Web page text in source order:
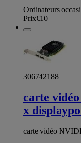
Ordinateurs
Prix€10
306742188
carte
x
carte vidéo